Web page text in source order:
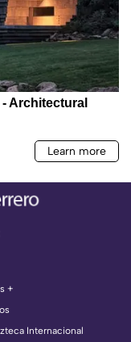
+
Internacional